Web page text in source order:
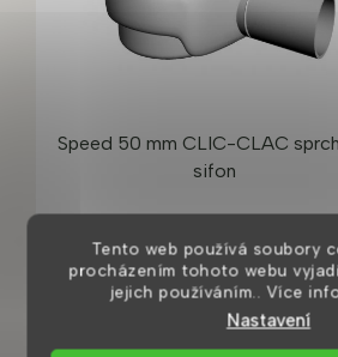
Tento web používá soubory
procházením tohoto webu
jejich používáním.. Více
Nastavení
Speed 50 mm CLIC-CLAC
sifon
726 Kč
DETAIL